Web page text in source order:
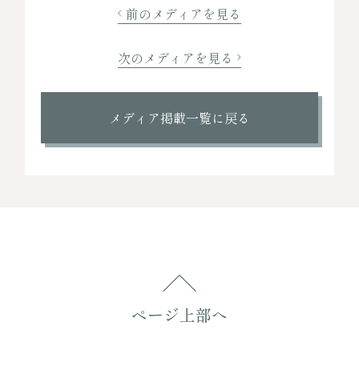
前のメディアを見る
次のメディアを見る
メディア掲載一覧に戻る
ページ上部へ